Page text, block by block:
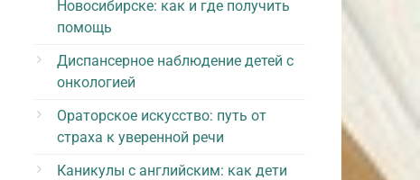
Новосибирске: как и где получить
помощь
Диспансерное наблюдение детей с
онкологией
Ораторское искусство: путь от
страха к уверенной речи
Каникулы с английским: как дети